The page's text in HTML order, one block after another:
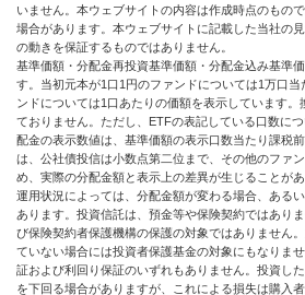
いません。本ウェブサイトの内容は作成時点のもの
場合があります。本ウェブサイトに記載した当社の
の動きを保証するものではありません。
基準価額・分配金再投資基準価額・分配金込み基準
す。当初元本が1口1円のファンドについては1万口
ンドについては1口あたりの価額を表示しています。
ておりません。ただし、ETFの表記している口数に
配金の表示数値は、基準価額の表示口数当たり課税
は、公社債投信は小数点第二位まで、その他のファ
め、実際の分配金額と表示上の差異が生じることがあ
運用状況によっては、分配金額が変わる場合、ある
あります。投資信託は、預金等や保険契約ではあり
び保険契約者保護機構の保護の対象ではありません
ていない場合には投資者保護基金の対象にもなりま
証および利回り保証のいずれもありません。投資し
を下回る場合がありますが、これによる損失は購入